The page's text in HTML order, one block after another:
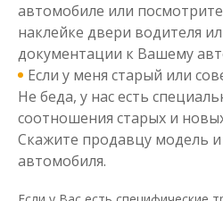
автомобиле или
наклейке двери водителя
документации к Вашему
Если у меня старый или
Не беда, у нас есть
соотношения старых и
Скажите продавцу модель и
автомобиля.